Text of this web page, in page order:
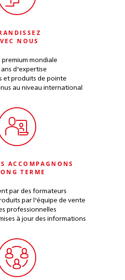
NOUS
premium mondiale
d'expertise
et produits de pointe
au niveau international
ACCOMPAGNONS
TERME
par des formateurs
par l'équipe de vente
professionnelles
à jour des informations